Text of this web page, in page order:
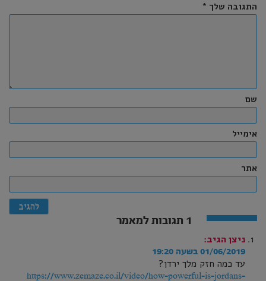
התגובה שלך *
שם
אימייל
אתר
ניצן הגיב:
01/06/2019 בשעה 19:20
עד כמה חזק מלך ירדן?
https://www.zemaze.co.il/video/how-powerful-is-jordans-